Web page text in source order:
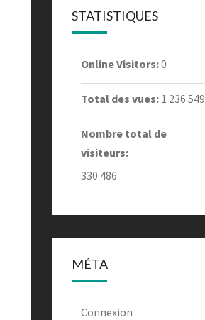
STATISTIQUES
Online Visitors:0
Total des vues: 1 236 549
Nombre total de
visiteurs:
330 486
MÉTA
Connexion